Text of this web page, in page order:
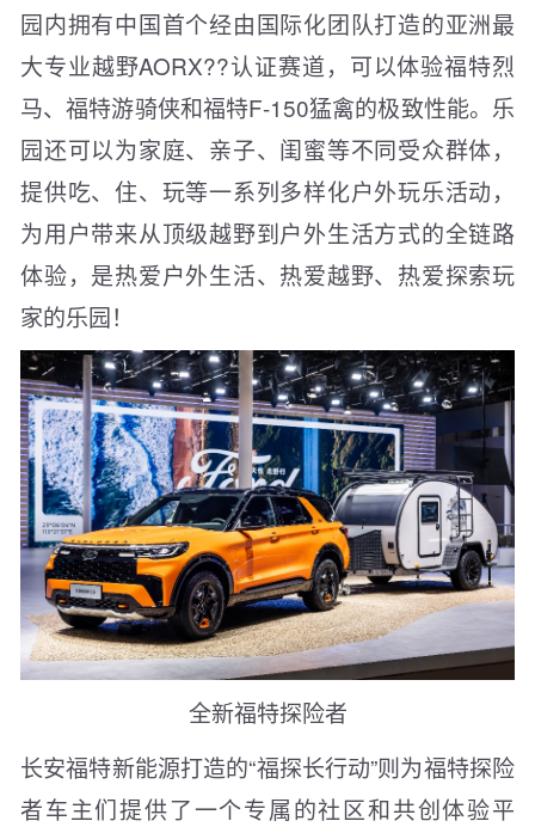
园内拥有中国首个经由国际化团队打造的亚洲最
大专业越野AORX??认证赛道，可以体验福特烈
马、福特游骑侠和福特F-150猛禽的极致性能。乐
园还可以为家庭、亲子、闺蜜等不同受众群体，
提供吃、住、玩等一系列多样化户外玩乐活动，
为用户带来从顶级越野到户外生活方式的全链路
体验，是热爱户外生活、热爱越野、热爱探索玩
家的乐园！
全新福特探险者
长安福特新能源打造的“福探长行动”则为福特探险
者车主们提供了一个专属的社区和共创体验平